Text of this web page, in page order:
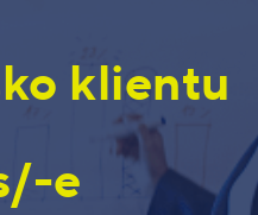
klientu
e